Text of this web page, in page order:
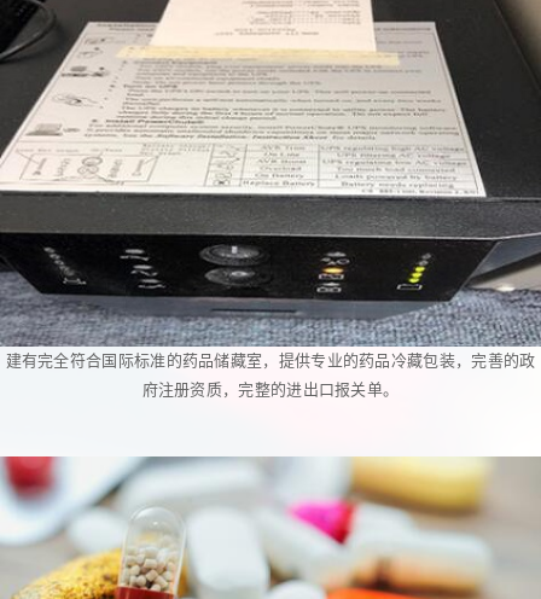
建有完全符合国际标准的药品储藏室，提供专业的药品冷藏包装，完善的政
府注册资质，完整的进出口报关单。